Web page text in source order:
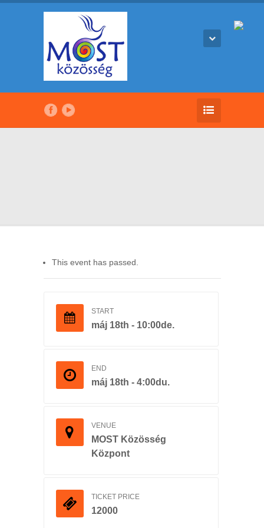
This event has passed.
START
máj 18th - 10:00de.
END
máj 18th - 4:00du.
VENUE
MOST Közösség
Központ
TICKET PRICE
12000